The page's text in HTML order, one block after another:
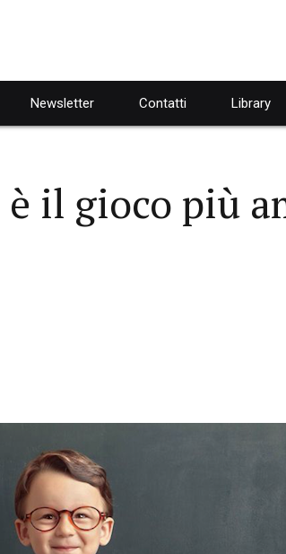
Newsletter Contatti Library
è il gioco più